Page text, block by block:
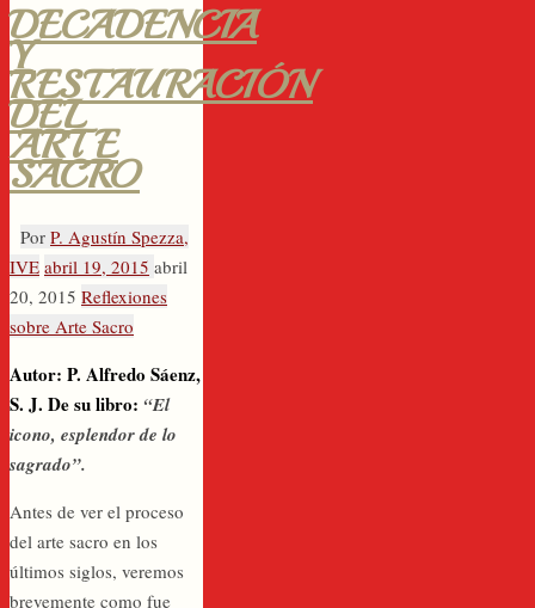
DECADENCIA
Y
RESTAURACIÓN
DEL
ARTE
SACRO
Por P. Agustín Spezza,
IVE abril 19, 2015 abril
20, 2015 Reflexiones
sobre Arte Sacro
Autor: P. Alfredo Sáenz,
S. J. De su libro: “El
icono, esplendor de lo
sagrado”.
Antes de ver el proceso
del arte sacro en los
últimos siglos, veremos
brevemente como fue